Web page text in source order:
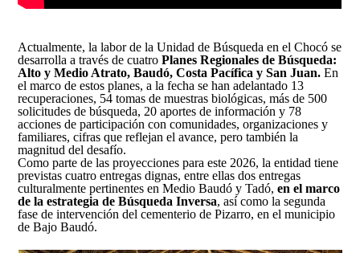
Actualmente, la labor de la Unidad de Búsqueda en el Chocó se
desarrolla a través de cuatroPlanes Regionales de Búsqueda:
Alto y Medio Atrato, Baudó, Costa Pacífica y San Juan. En
el marco de estos planes, a la fecha se han adelantado 13
recuperaciones, 54 tomas de muestras biológicas, más de 500
solicitudes de búsqueda, 20 aportes de información y 78
acciones de participación con comunidades, organizaciones y
familiares, cifras que reflejan el avance, pero también la
magnitud del desafío.
Como parte de las proyecciones para este 2026, la entidad tiene
previstas cuatro entregas dignas, entre ellas dos entregas
culturalmente pertinentes en Medio Baudó y Tadó,en el marco
de la estrategia de Búsqueda Inversa, así como la segunda
fase de intervención del cementerio de Pizarro, en el municipio
de Bajo Baudó.